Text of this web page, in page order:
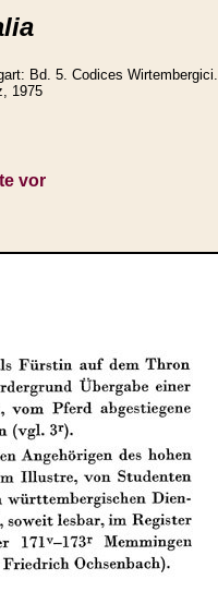
Bd. 5. Codices Wirtembergici.
1975
vor